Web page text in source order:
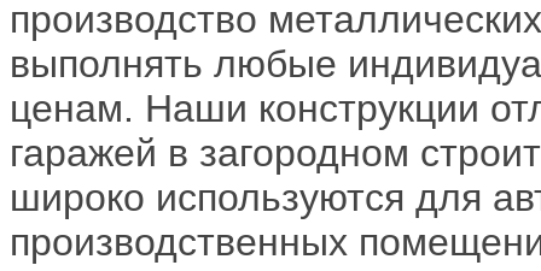
производство
выполнять любые
ценам. Наши конструкции
гаражей в загородном
широко используются для
производственных